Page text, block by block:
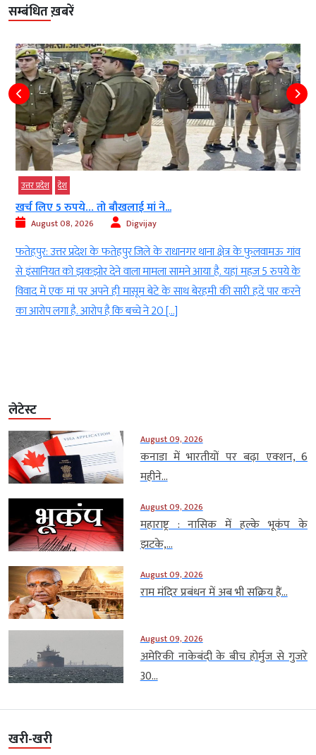
सम्बंधित ख़बरें
उत्तर प्रदेश देश
खर्च लिए 5 रुपये… तो बौखलाई मां ने...
August 08, 2026 Digvijay
फतेहपुर: उत्तर प्रदेश के फतेहपुर जिले के राधानगर थाना क्षेत्र के फुलवामऊ गांव
से इंसानियत को झकझोर देने वाला मामला सामने आया है. यहां महज 5 रुपये के
विवाद में एक मां पर अपने ही मासूम बेटे के साथ बेरहमी की सारी हदें पार करने
का आरोप लगा है. आरोप है कि बच्चे ने 20 […]
लेटेस्ट
August 09, 2026
कनाडा में भारतीयों पर बढ़ा एक्शन, 6
महीने...
August 09, 2026
महाराष्ट्र : नासिक में हल्के भूकंप के
झटके,...
August 09, 2026
राम मंदिर प्रबंधन में अब भी सक्रिय हैं...
August 09, 2026
अमेरिकी नाकेबंदी के बीच होर्मुज से गुजरे
30...
खरी-खरी